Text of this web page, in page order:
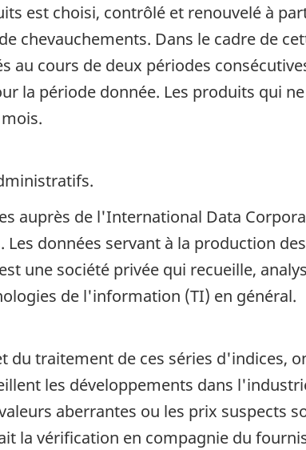
est choisi, contrôlé et renouvelé à
chevauchements. Dans le cadre de
au cours de deux périodes
la période donnée. Les produits qui
auprès de l'International Data
Les données servant à la production
une société privée qui recueille,
de l'information (TI) en général.
du traitement de ces séries d'indices,
les développements dans
aberrantes ou les prix suspects
la vérification en compagnie du